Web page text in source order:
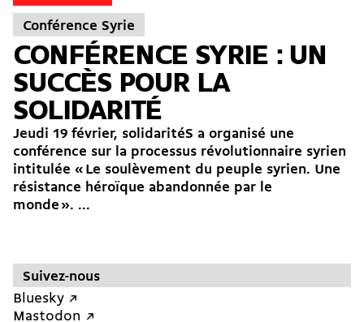
Conférence Syrie
CONFÉRENCE SYRIE : UN
SUCCÈS POUR LA
SOLIDARITÉ
Jeudi 19 février, solidaritéS a organisé une
conférence sur la processus révolutionnaire syrien
intitulée « Le soulèvement du peuple syrien. Une
résistance héroïque abandonnée par le
monde ». ...
Suivez-nous
Bluesky ↗︎
Mastodon ↗︎